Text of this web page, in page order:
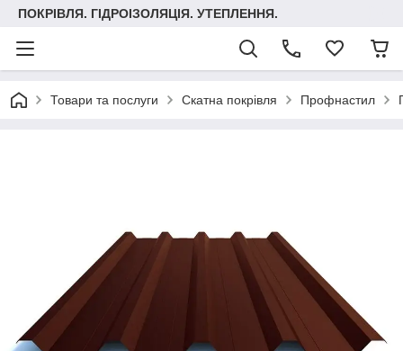
ПОКРІВЛЯ. ГІДРОІЗОЛЯЦІЯ. УТЕПЛЕННЯ.
Товари та послуги Скатна покрівля Профнастил